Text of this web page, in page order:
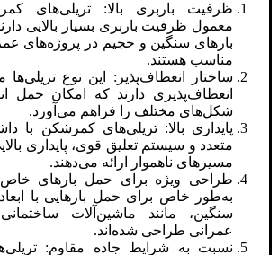
ظرفیت باربری بالا: تریلی‌های
معمول ظرفیت باربری بسیار بالایی
بارهای سنگین و حجیم در پروژه‌های
مناسب هستند.
ساختار انعطاف‌پذیر: این نوع تریلی‌ها
انعطاف‌پذیری دارند که امکان حمل
شکل‌های مختلف را فراهم می‌آورد.
پایداری بالا: تریلی‌های کمرشکن با
متعدد و سیستم تعلیق قوی، پایداری
مسیرهای ناهموار ارائه می‌دهند.
طراحی ویژه برای حمل بارهای خاص:
به‌طور خاص برای حمل بارهایی با
سنگین، مانند ماشین‌آلات
عمرانی طراحی شده‌اند.
نسبت به شرایط جاده مقاوم: